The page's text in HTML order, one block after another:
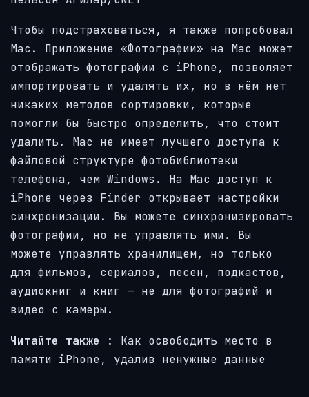
Чтобы подстраховаться, я также попробовал
Mac. Приложение «Фотографии» на Mac может
отображать фотографии с iPhone, позволяет
импортировать и удалять их, но в нём нет
никаких методов сортировки, которые
помогли бы быстро определить, что стоит
удалить. Mac не имеет лучшего доступа к
файловой структуре фотобиблиотеки
телефона, чем Windows. На Mac доступ к
iPhone через Finder открывает настройки
синхронизации. Вы можете синхронизировать
фотографии, но не управлять ими. Вы
можете управлять хранилищем, но только
для фильмов, сериалов, песен, подкастов,
аудиокниг и книг — не для фотографий и
видео с камеры.
Читайте также : Как освободить место в
памяти iPhone, удалив ненужные данные